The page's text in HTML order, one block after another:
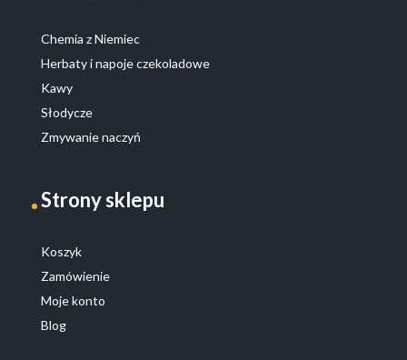
Chemia z Niemiec
Herbaty i napoje czekoladowe
Kawy
Słodycze
Zmywanie naczyń
Strony sklepu
Koszyk
Zamówienie
Moje konto
Blog